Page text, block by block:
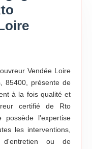
Vendée Loire
85400, présente de
à la fois qualité et
certifié de Rto
possède l'expertise
les interventions,
d'entretien ou de